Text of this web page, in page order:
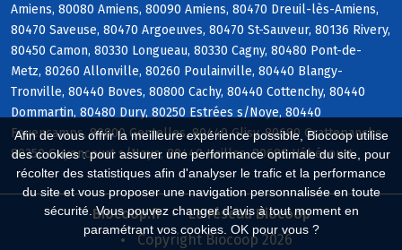
Afin de vous offrir la meilleure expérience possible, Biocoop utilise
des cookies : pour assurer une performance optimale du site, pour
récolter des statistiques afin d'analyser le trafic et la performance
du site et vous proposer une navigation personnalisée en toute
sécurité. Vous pouvez changer d'avis à tout moment en
paramétrant vos cookies. OK pour vous ?
Amiens, 80080 Amiens, 80090 Amiens, 80470 Dreuil-lès-Amiens,
80470 Saveuse, 80470 Argoeuves, 80470 St-Sauveur, 80136 Rivery,
80450 Camon, 80330 Longueau, 80330 Cagny, 80480 Pont-de-
Metz, 80260 Allonville, 80260 Poulainville, 80440 Blangy-
Tronville, 80440 Boves, 80800 Cachy, 80440 Cottenchy, 80440
Dommartin, 80480 Dury, 80250 Estrées s/Noye, 80440
Fouencamps, 80800 Gentelles, 80440 Glisy, 80680 Grattepanche,
80250 Guyencourt s/Noye, 80440 Hailles, 80680 Hébécourt
Biocoop.fr
Le réseau Biocoop
Copyright Biocoop 2026